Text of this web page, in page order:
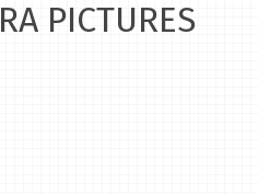
PICTURES